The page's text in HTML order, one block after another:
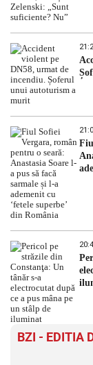
BZI - EDITIA